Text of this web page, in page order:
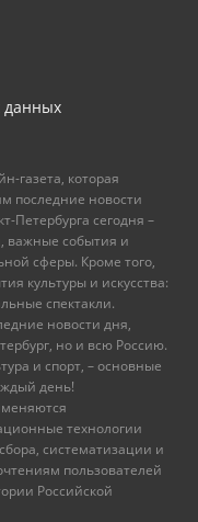
данных
газета, которая
последние новости
Петербурга сегодня –
важные события и
сферы. Кроме того,
культуры и искусства:
спектакли.
новости дня,
но и всю Россию.
и спорт, – основные
день!
технологии
систематизации и
пользователей
Российской